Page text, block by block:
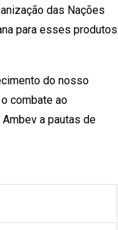
das Nações
para esses produtos
do nosso
combate ao
a pautas de